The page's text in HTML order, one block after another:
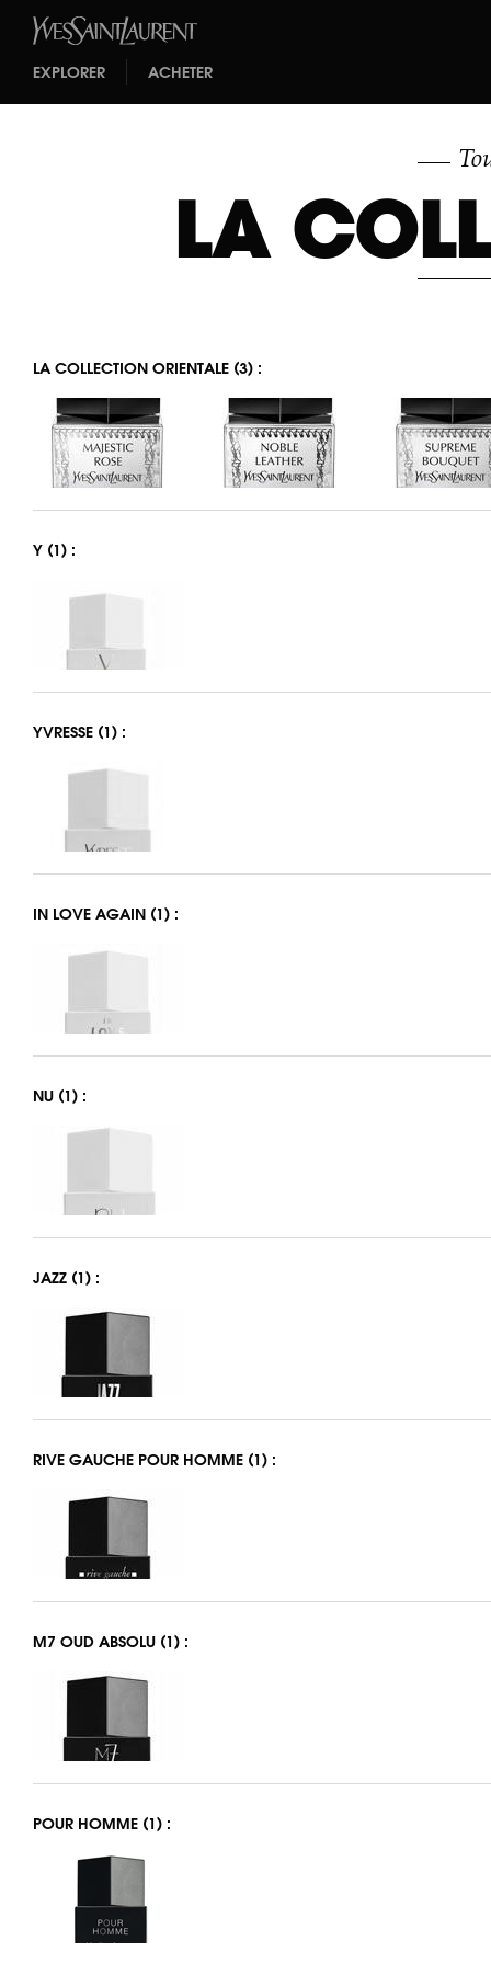
EXPLORER ACHETER
LA
LA COLLECTION ORIENTALE (3) :
Y (1) :
YVRESSE (1) :
IN LOVE AGAIN (1) :
NU (1) :
JAZZ (1) :
RIVE GAUCHE POUR HOMME (1) :
M7 OUD ABSOLU (1) :
POUR HOMME (1) :